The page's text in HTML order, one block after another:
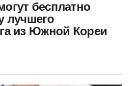
бесплатно
лучшего
из Южной Кореи